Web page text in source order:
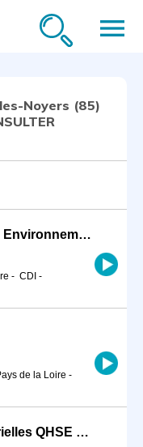
menu
Noyers (85)
Animateur en Hygiène Sécurité Environnement / QHSE en CDI (H/F)
- CDI -
de la Loire -
Assistant(e) Opérations Industrielles QHSE H/F